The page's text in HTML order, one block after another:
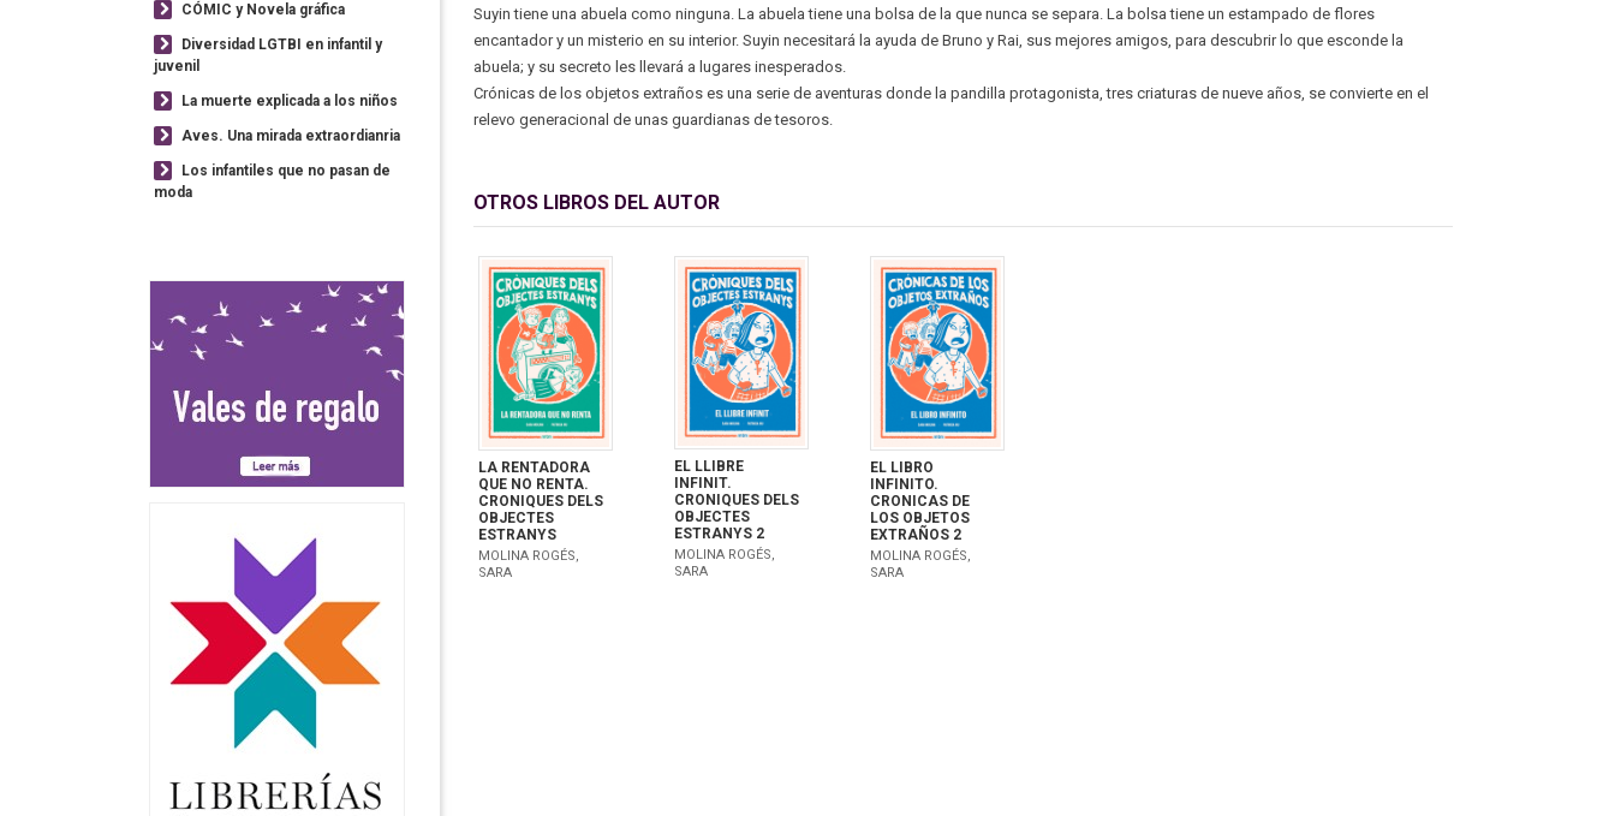
Suyin tiene una abuela como ninguna. La abuela tiene una bolsa de la que nunca se separa. La bolsa tiene un estampado de flores
encantador y un misterio en su interior. Suyin necesitará la ayuda de Bruno y Rai, sus mejores amigos, para descubrir lo que esconde la
abuela; y su secreto les llevará a lugares inesperados.
Crónicas de los objetos extraños es una serie de aventuras donde la pandilla protagonista, tres criaturas de nueve años, se convierte en el
relevo generacional de unas guardianas de tesoros.
OTROS LIBROS DEL AUTOR
LA RENTADORA
QUE NO RENTA.
CRONIQUES DELS
OBJECTES
ESTRANYS
MOLINA ROGÉS,
SARA
EL LLIBRE
INFINIT.
CRONIQUES DELS
OBJECTES
ESTRANYS 2
MOLINA ROGÉS,
SARA
EL LIBRO
INFINITO.
CRONICAS DE
LOS OBJETOS
EXTRAÑOS 2
MOLINA ROGÉS,
SARA
CÓMIC y Novela gráfica
Diversidad LGTBI en infantil y
juvenil
La muerte explicada a los niños
Aves. Una mirada extraordianria
Los infantiles que no pasan de
moda